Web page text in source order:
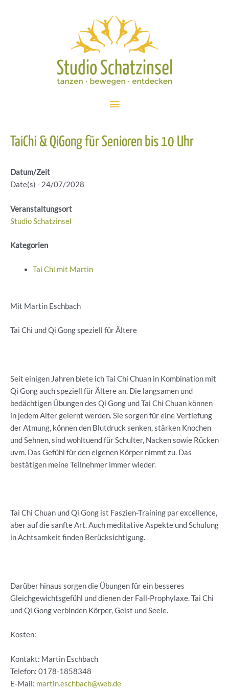
Hauptmenü
TaiChi & QiGong für Senioren bis 10 Uhr
Datum/Zeit
Date(s) - 24/07/2028
Veranstaltungsort
Studio Schatzinsel
Kategorien
Tai Chi mit Martin
Mit Martin Eschbach
Tai Chi und Qi Gong speziell für Ältere
Seit einigen Jahren biete ich Tai Chi Chuan in Kombination mit
Qi Gong auch speziell für Ältere an. Die langsamen und
bedächtigen Übungen des Qi Gong und Tai Chi Chuan können
in jedem Alter gelernt werden. Sie sorgen für eine Vertiefung
der Atmung, können den Blutdruck senken, stärken Knochen
und Sehnen, sind wohltuend für Schulter, Nacken sowie Rücken
uvm. Das Gefühl für den eigenen Körper nimmt zu. Das
bestätigen meine Teilnehmer immer wieder.
Tai Chi Chuan und Qi Gong ist Faszien-Training par excellence,
aber auf die sanfte Art. Auch meditative Aspekte und Schulung
in Achtsamkeit finden Berücksichtigung.
Darüber hinaus sorgen die Übungen für ein besseres
Gleichgewichtsgefühl und dienen der Fall-Prophylaxe. Tai Chi
und Qi Gong verbinden Körper, Geist und Seele.
Kosten:
Kontakt: Martin Eschbach
Telefon: 0178-1858348
E-Mail: martin.eschbach@web.de